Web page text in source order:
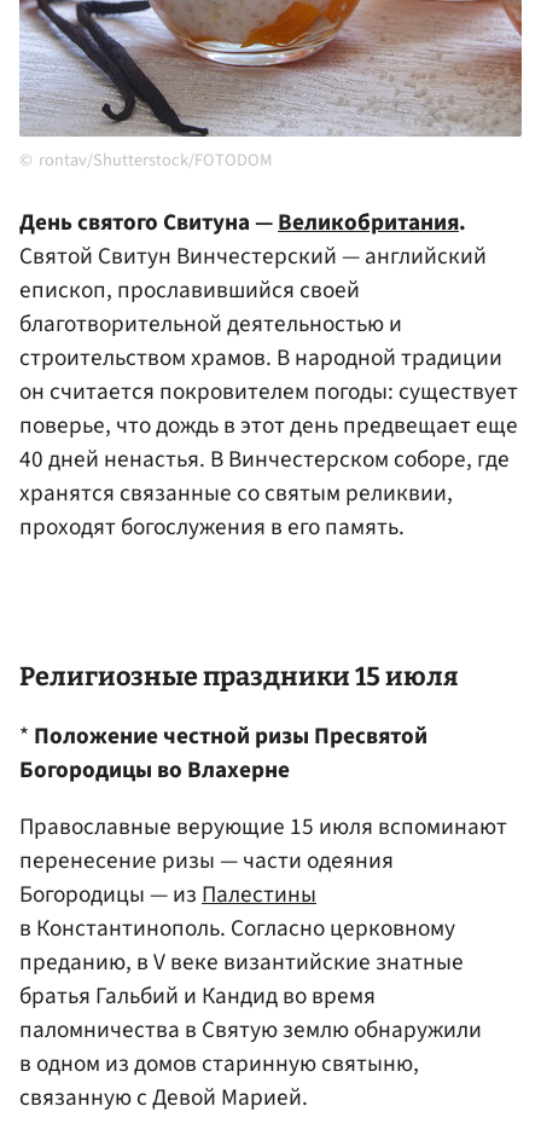
rontav/Shutterstock/FOTODOM
День святого Свитуна —Великобритания.
Святой Свитун Винчестерский — английский
епископ, прославившийся своей
благотворительной деятельностью и
строительством храмов. В народной традиции
он считается покровителем погоды: существует
поверье, что дождь в этот день предвещает еще
40 дней ненастья. В Винчестерском соборе, где
хранятся связанные со святым реликвии,
проходят богослужения в его память.
Религиозные праздники 15 июля
* Положение честной ризы Пресвятой
Богородицы во Влахерне
Православные верующие 15 июля вспоминают
перенесение ризы — части одеяния
Богородицы — изПалестины
в Константинополь. Согласно церковному
преданию, в V веке византийские знатные
братья Гальбий и Кандид во время
паломничества в Святую землю обнаружили
в одном из домов старинную святыню,
связанную с Девой Марией.